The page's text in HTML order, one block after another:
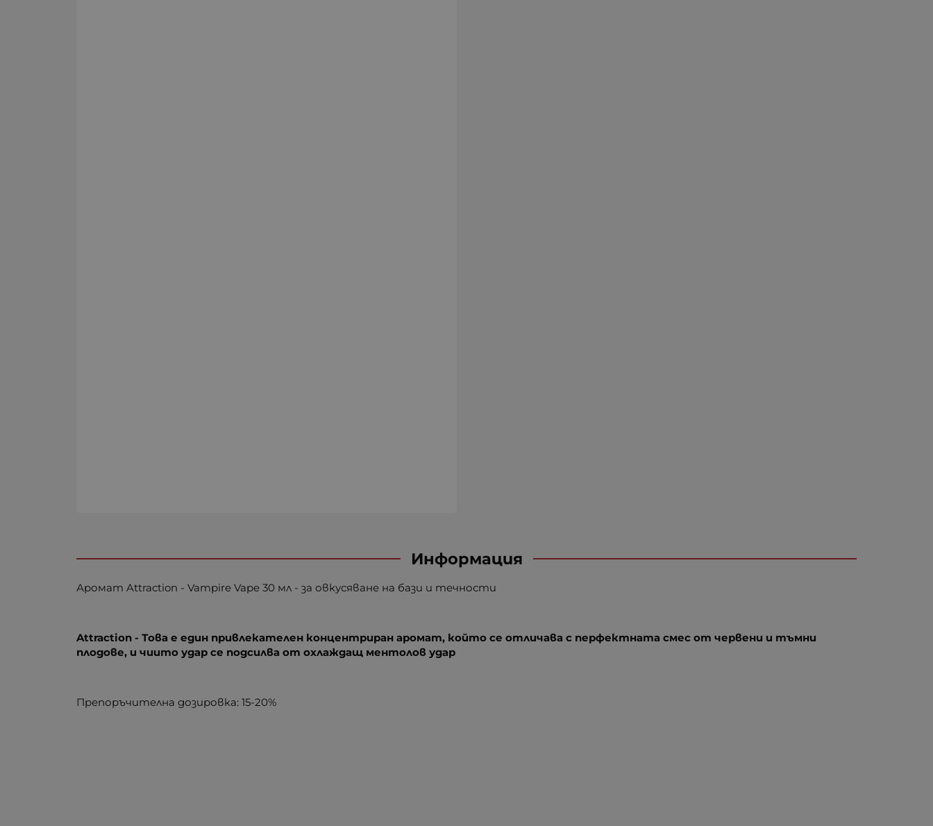
Информация
Аромат Attraction - Vampire Vape 30 мл - за овкусяване на бази и течности
Attraction - Товае един привлекателен концентриран аромат, който се отличава с перфектната смес от червени и тъмни
плодове, и чиито удар се подсилва от охлаждащ ментолов удар
Препоръчителна дозировка: 15-20%